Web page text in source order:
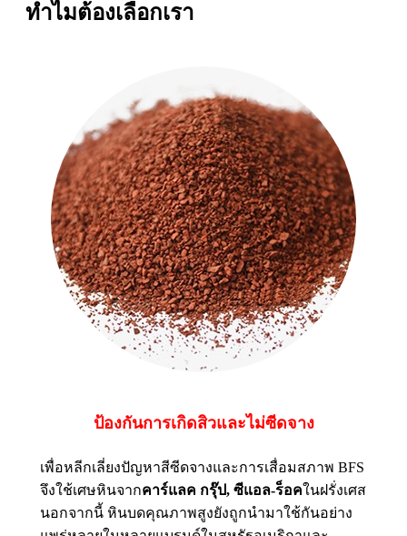
ทำไมต้องเลือกเรา
ป้องกันการเกิดสิวและไม่ซีดจาง
เพื่อหลีกเลี่ยงปัญหาสีซีดจางและการเสื่อมสภาพ BFS
จึงใช้เศษหินจากคาร์แลค กรุ๊ป, ซีแอล-ร็อคในฝรั่งเศส
นอกจากนี้ หินบดคุณภาพสูงยังถูกนำมาใช้กันอย่าง